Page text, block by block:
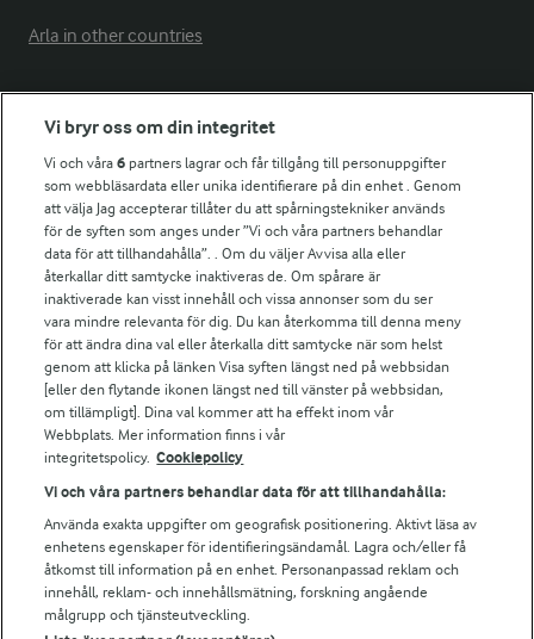
Arla in other countries
Fler Arlasajter
För ägare
Arlas kundportal
Arla.com
Falbygdens Ost
Arla webbshop
Bildbank
Följ oss
Vi bryr oss om din integritet
Vi och våra6 partners lagrar och får tillgång till personuppgifter
som webbläsardata eller unika identifierare på din enhet . Genom
att välja Jag accepterar tillåter du att spårningstekniker används
för de syften som anges under ”Vi och våra partners behandlar
data för att tillhandahålla”. . Om du väljer Avvisa alla eller
återkallar ditt samtycke inaktiveras de. Om spårare är
inaktiverade kan visst innehåll och vissa annonser som du ser
vara mindre relevanta för dig. Du kan återkomma till denna meny
för att ändra dina val eller återkalla ditt samtycke när som helst
genom att klicka på länken Visa syften längst ned på webbsidan
[eller den flytande ikonen längst ned till vänster på webbsidan,
om tillämpligt]. Dina val kommer att ha effekt inom vår
Webbplats. Mer information finns i vår
integritetspolicy. Cookiepolicy
Vi och våra partners behandlar data för att tillhandahålla:
Använda exakta uppgifter om geografisk positionering. Aktivt läsa av
enhetens egenskaper för identifieringsändamål. Lagra och/eller få
åtkomst till information på en enhet. Personanpassad reklam och
innehåll, reklam- och innehållsmätning, forskning angående
målgrupp och tjänsteutveckling.